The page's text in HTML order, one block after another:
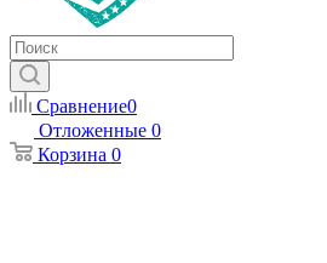
Сравнение0
Отложенные 0
Корзина 0